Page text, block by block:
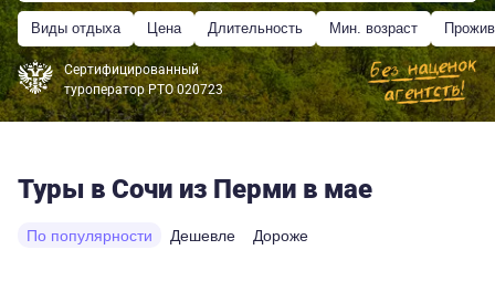
Виды отдыха Цена Длительность Мин. возраст
Сертифицированный
туроператор РТО 020723
Туры в Сочи из Перми в мае
По популярности Дешевле Дороже